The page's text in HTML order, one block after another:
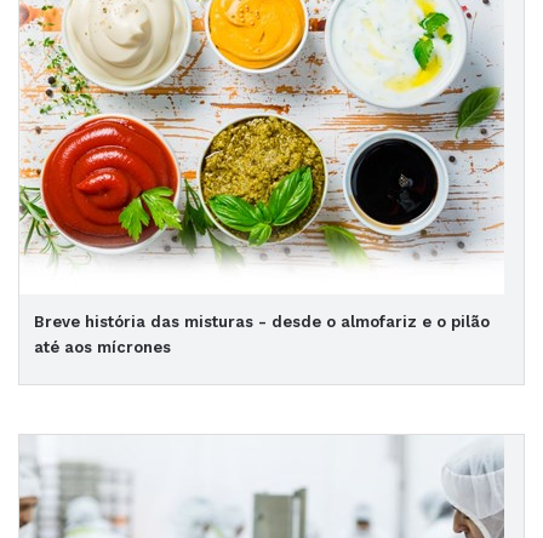
Breve história das misturas - desde o almofariz e o pilão
até aos mícrones